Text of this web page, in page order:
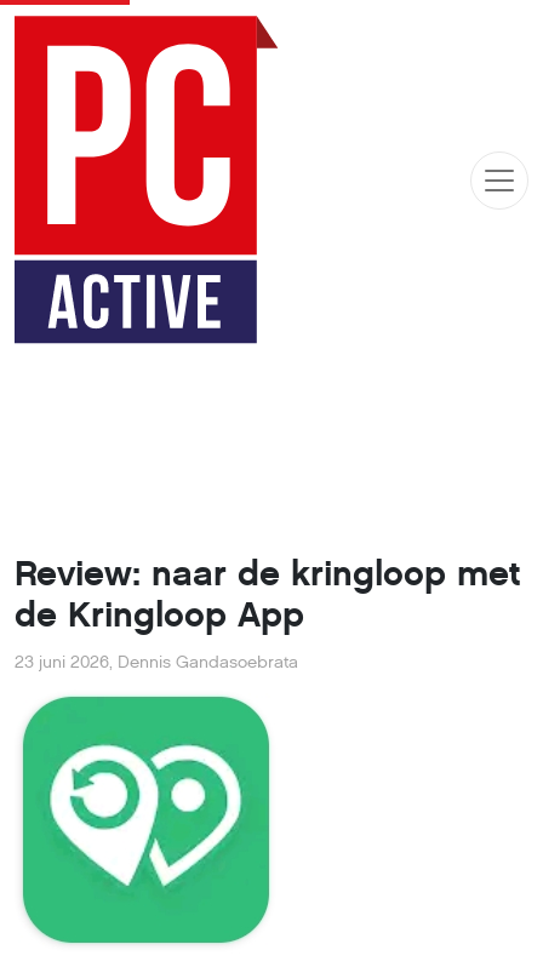
Review: naar de kringloop met
de Kringloop App
23 juni 2026, Dennis Gandasoebrata